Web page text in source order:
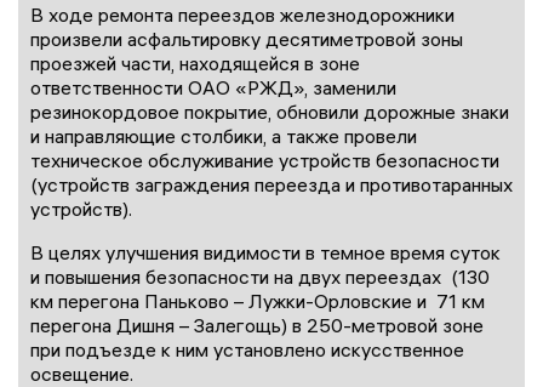
В ходе ремонта переездов железнодорожники
произвели асфальтировку десятиметровой зоны
проезжей части, находящейся в зоне
ответственности ОАО «РЖД», заменили
резинокордовое покрытие, обновили дорожные знаки
и направляющие столбики, а также провели
техническое обслуживание устройств безопасности
(устройств заграждения переезда и противотаранных
устройств).
В целях улучшения видимости в темное время суток
и повышения безопасности на двух переездах (130
км перегона Паньково – Лужки-Орловские и 71 км
перегона Дишня – Залегощь) в 250-метровой зоне
при подъезде к ним установлено искусственное
освещение.